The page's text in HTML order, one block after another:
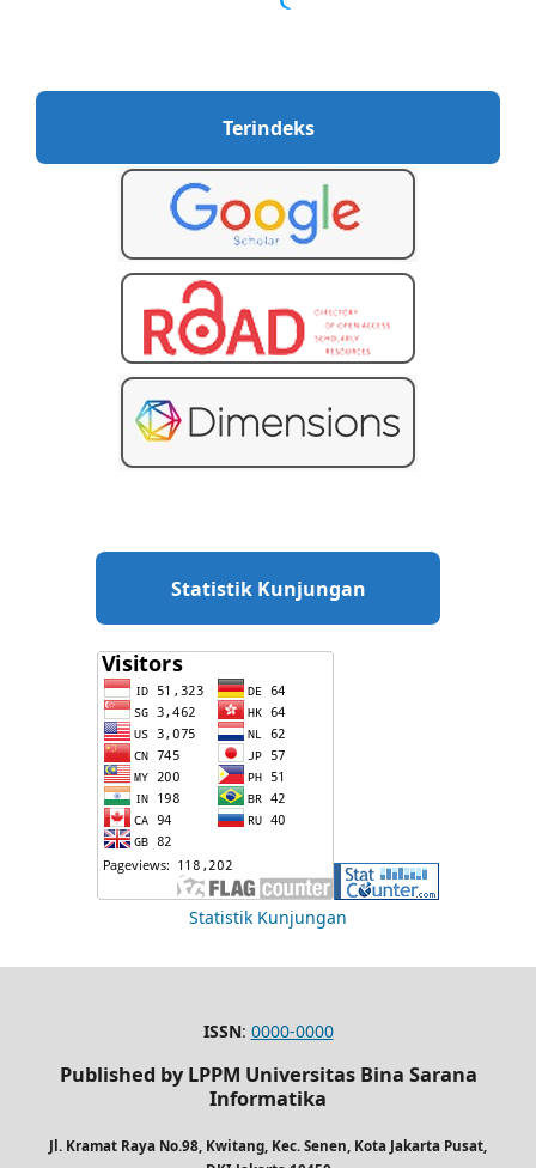
Terindeks
Statistik Kunjungan
Statistik Kunjungan
ISSN: 0000-0000
Published by LPPM Universitas Bina Sarana
Informatika
Jl. Kramat Raya No.98, Kwitang, Kec. Senen, Kota Jakarta Pusat,